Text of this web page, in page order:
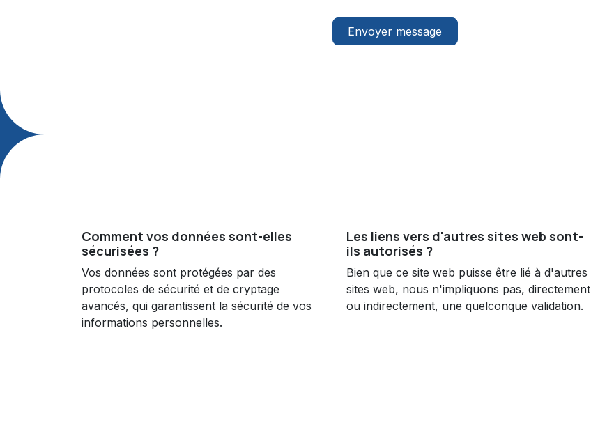
Envoyer message
Comment vos données sont-elles
sécurisées ?
Vos données sont protégées par des
protocoles de sécurité et de cryptage
avancés, qui garantissent la sécurité de vos
informations personnelles.
Les liens vers d'autres sites web sont-
ils autorisés ?
Bien que ce site web puisse être lié à d'autres
sites web, nous n'impliquons pas, directement
ou indirectement, une quelconque validation.